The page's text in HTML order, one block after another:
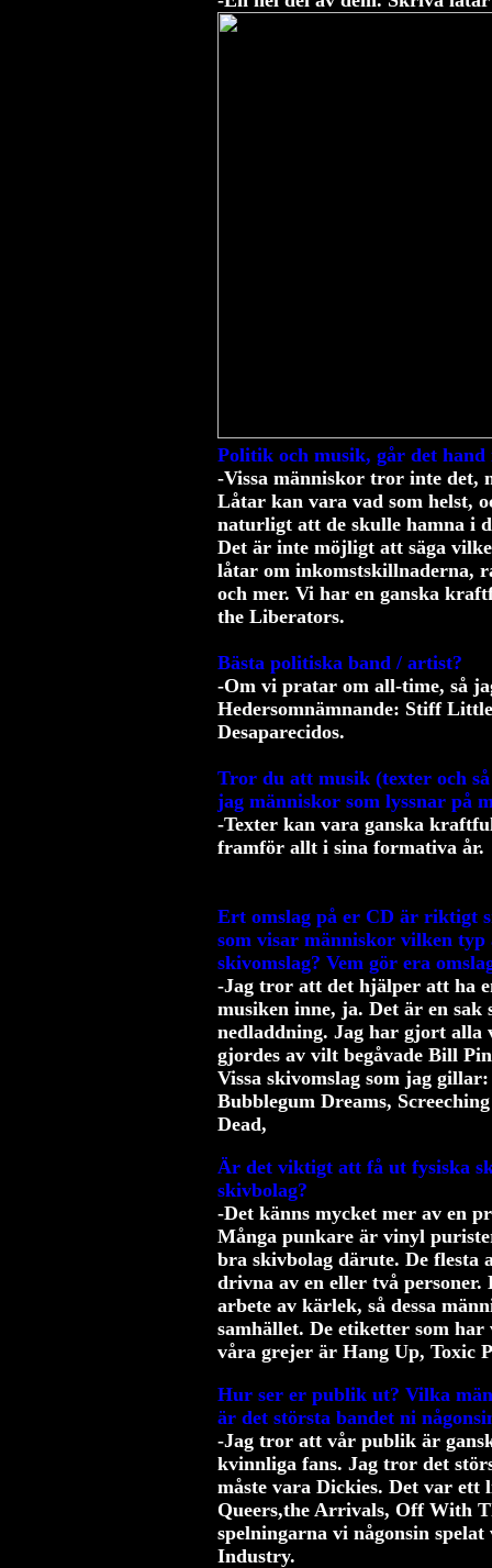
Politik och musik, går det
-Vissa människor tror inte det,
Låtar kan vara vad som helst,
naturligt att de skulle hamna i
Det är inte möjligt att säga
låtar om inkomstskillnaderna,
och mer. Vi har en ganska
the Liberators.
Bästa politiska band / artist?
-Om vi pratar om all-time, så
Hedersomnämnande: Stiff
Desaparecidos.
Tror du att musik (texter och
jag människor som lyssnar på
-Texter kan vara ganska
framför allt i sina formativa år.
Ert omslag på er CD är riktigt
som visar människor vilken
skivomslag? Vem gör era
-Jag tror att det hjälper att ha
musiken inne, ja. Det är en sak
nedladdning. Jag har gjort alla
gjordes av vilt begåvade Bill
Vissa skivomslag som jag
Bubblegum Dreams,
Dead,
Är det viktigt att få ut fysiska
skivbolag?
-Det känns mycket mer av en
Många punkare är vinyl
bra skivbolag därute. De flesta
drivna av en eller två personer.
arbete av kärlek, så dessa
samhället. De etiketter som
våra grejer är Hang Up, Toxic
Hur ser er publik ut? Vilka
är det största bandet ni
-Jag tror att vår publik är
kvinnliga fans. Jag tror det
måste vara Dickies. Det var
Queers,the Arrivals, Off With
spelningarna vi någonsin
Industry.